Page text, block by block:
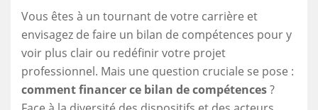
Vous êtes à un tournant de votre carrière et
envisagez de faire un bilan de compétences pour y
voir plus clair ou redéfinir votre projet
professionnel. Mais une question cruciale se pose :
comment financer ce bilan de compétences?